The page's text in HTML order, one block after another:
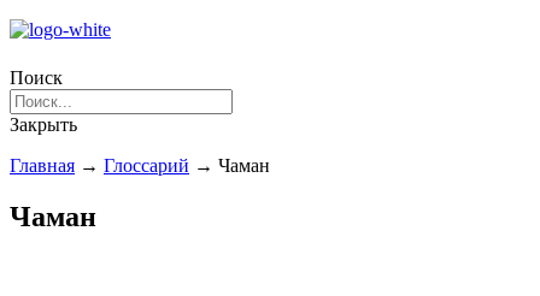
Поиск
Закрыть
Главная → Глоссарий → Чаман
Чаман